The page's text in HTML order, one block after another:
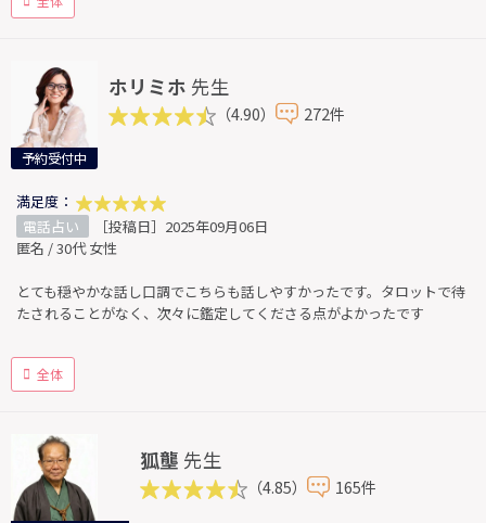
予約受付中
ホリミホ 先生
（4.90） 272件
満足度：
電話占い
［投稿日］2025年09月06日
匿名 / 30代 女性
とても穏やかな話し口調でこちらも話しやすかったです。タロットで待
たされることがなく、次々に鑑定してくださる点がよかったです
全体
狐壟 先生
（4.85） 165件